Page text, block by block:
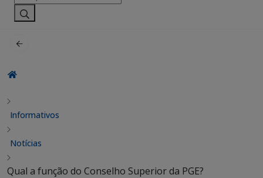
por:
Informativos
Notícias
Qual a função do Conselho Superior da PGE?